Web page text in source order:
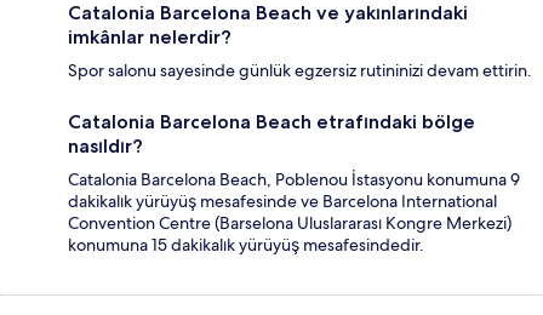
Catalonia Barcelona Beach ve yakınlarındaki
imkânlar nelerdir?
Spor salonu sayesinde günlük egzersiz rutininizi devam ettirin.
Catalonia Barcelona Beach etrafındaki bölge
nasıldır?
Catalonia Barcelona Beach, Poblenou İstasyonu konumuna 9
dakikalık yürüyüş mesafesinde ve Barcelona International
Convention Centre (Barselona Uluslararası Kongre Merkezi)
konumuna 15 dakikalık yürüyüş mesafesindedir.